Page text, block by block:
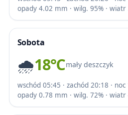
opady 4.02 mm · wilg. 95% ·
Sobota
🌧️18℃mały deszczyk
wschód 05:45 · zachód 20:18 ·
opady 0.78 mm · wilg. 72% ·